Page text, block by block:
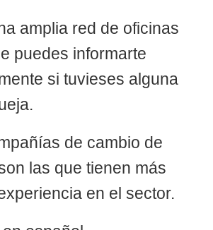
amplia red de oficinas
puedes informarte
si tuvieses alguna
de cambio de
las que tienen más
en el sector.